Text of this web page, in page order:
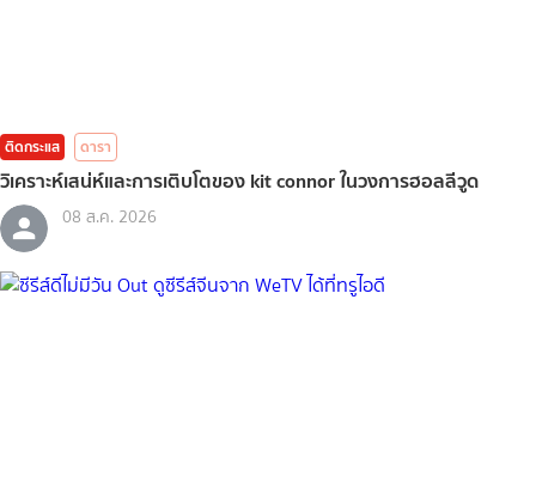
ติดกระแส ดารา
วิเคราะห์เสน่ห์และการเติบโตของ kit connor ในวงการฮอลลีวูด
08 ส.ค. 2026